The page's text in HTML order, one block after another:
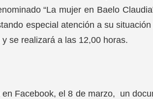
“La mujer en Baelo
especial atención a su
se realizará a las 12,00 horas.
Facebook, el 8 de marzo, un